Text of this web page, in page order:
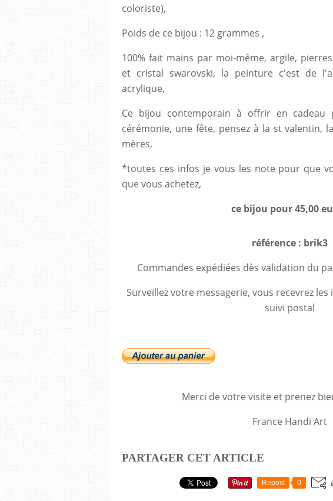
coloriste),
Poids de ce bijou : 12 grammes ,
100% fait mains par moi-même, argile,
et cristal swarovski, la peinture c'est de
acrylique,
Ce bijou contemporain à offrir en cadeau
cérémonie, une fête, pensez à la st valentin,
mères,
*toutes ces infos je vous les note pour que
que vous achetez,
ce bijou pour 45,00
référence : brik3
Commandes expédiées dès validation du
Surveillez votre messagerie, vous recevrez
suivi postal
Merci de votre visite et prenez
France Handi Art
PARTAGER CET ARTICLE
Repost 0